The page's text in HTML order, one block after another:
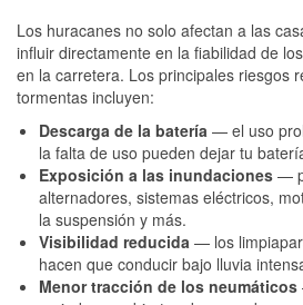
Los huracanes no solo afectan a las
influir directamente en la fiabilidad de
en la carretera. Los principales riesgos
tormentas incluyen:
Descarga de la batería — el uso
la falta de uso pueden dejar tu
Exposición a las inundaciones —
alternadores, sistemas eléctricos,
la suspensión y más.
Visibilidad reducida — los
hacen que conducir bajo lluvia
Menor tracción de los neumáticos